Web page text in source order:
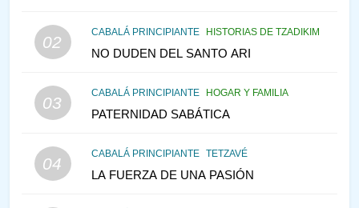
02
CABALÁ PRINCIPIANTE HISTORIAS DE TZADIKIM
NO DUDEN DEL SANTO ARI
03
CABALÁ PRINCIPIANTE HOGAR Y FAMILIA
PATERNIDAD SABÁTICA
04
CABALÁ PRINCIPIANTE TETZAVÉ
LA FUERZA DE UNA PASIÓN
146
TEMPLO Y LA ALEGRÍA EN
VEAMOS ¿POR QUÉ
IEHOSHÚA? Y LA QUEJA DE